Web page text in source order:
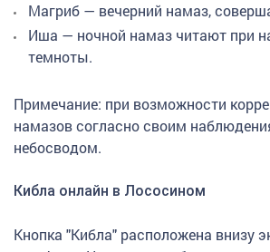
Магриб — вечерний намаз,
Иша — ночной намаз читают при
темноты.
Примечание: при возможности
намазов согласно своим
небосводом.
Кибла онлайн в Лососином
Кнопка "Кибла" расположена внизу